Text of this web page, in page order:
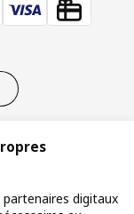
BCE 0425.258.688
partenaires digitaux